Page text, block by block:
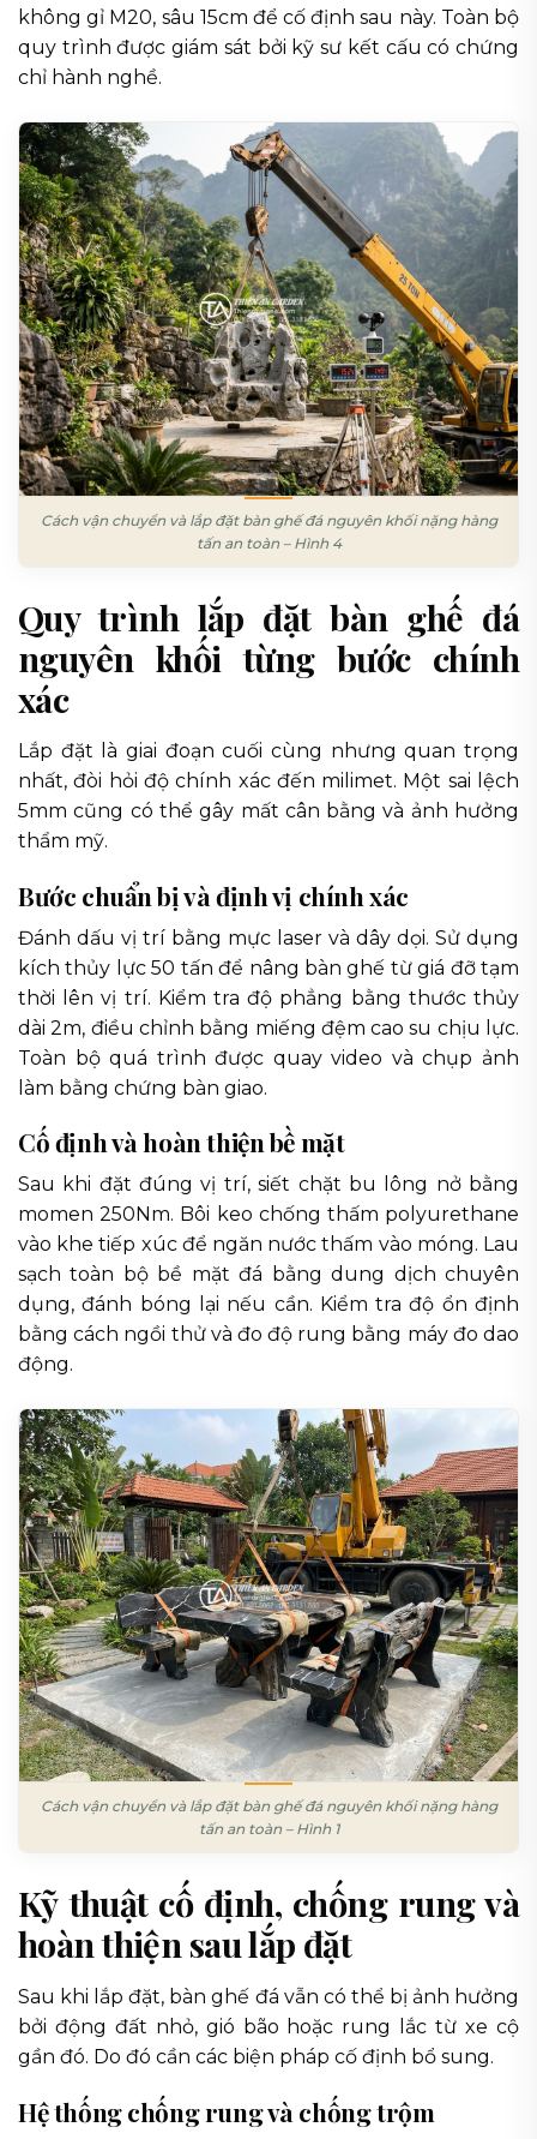
không gỉ M20, sâu 15cm để cố định sau này. Toàn bộ
quy trình được giám sát bởi kỹ sư kết cấu có chứng
chỉ hành nghề.
Cách vận chuyển và lắp đặt bàn ghế đá nguyên khối nặng hàng
tấn an toàn – Hình 4
Quy trình lắp đặt bàn ghế đá
nguyên khối từng bước chính
xác
Lắp đặt là giai đoạn cuối cùng nhưng quan trọng
nhất, đòi hỏi độ chính xác đến milimet. Một sai lệch
5mm cũng có thể gây mất cân bằng và ảnh hưởng
thẩm mỹ.
Bước chuẩn bị và định vị chính xác
Đánh dấu vị trí bằng mực laser và dây dọi. Sử dụng
kích thủy lực 50 tấn để nâng bàn ghế từ giá đỡ tạm
thời lên vị trí. Kiểm tra độ phẳng bằng thước thủy
dài 2m, điều chỉnh bằng miếng đệm cao su chịu lực.
Toàn bộ quá trình được quay video và chụp ảnh
làm bằng chứng bàn giao.
Cố định và hoàn thiện bề mặt
Sau khi đặt đúng vị trí, siết chặt bu lông nở bằng
momen 250Nm. Bôi keo chống thấm polyurethane
vào khe tiếp xúc để ngăn nước thấm vào móng. Lau
sạch toàn bộ bề mặt đá bằng dung dịch chuyên
dụng, đánh bóng lại nếu cần. Kiểm tra độ ổn định
bằng cách ngồi thử và đo độ rung bằng máy đo dao
động.
Cách vận chuyển và lắp đặt bàn ghế đá nguyên khối nặng hàng
tấn an toàn – Hình 1
Kỹ thuật cố định, chống rung và
hoàn thiện sau lắp đặt
Sau khi lắp đặt, bàn ghế đá vẫn có thể bị ảnh hưởng
bởi động đất nhỏ, gió bão hoặc rung lắc từ xe cộ
gần đó. Do đó cần các biện pháp cố định bổ sung.
Hệ thống chống rung và chống trộm